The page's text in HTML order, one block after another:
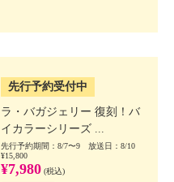
先行予約受付中
ラ・バガジェリー 復刻！バ
イカラーシリーズ ...
先行予約期間：8/7〜9 放送日：8/10
¥15,800
¥7,980 (税込)